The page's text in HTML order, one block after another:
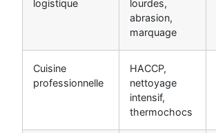
logistique
lourdes,
abrasion,
marquage
Cuisine
professionnelle
HACCP,
nettoyage
intensif,
thermochocs